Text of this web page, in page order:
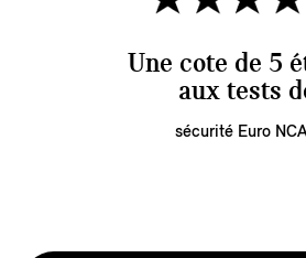
Une cote de 5
aux tests
sécurité Euro